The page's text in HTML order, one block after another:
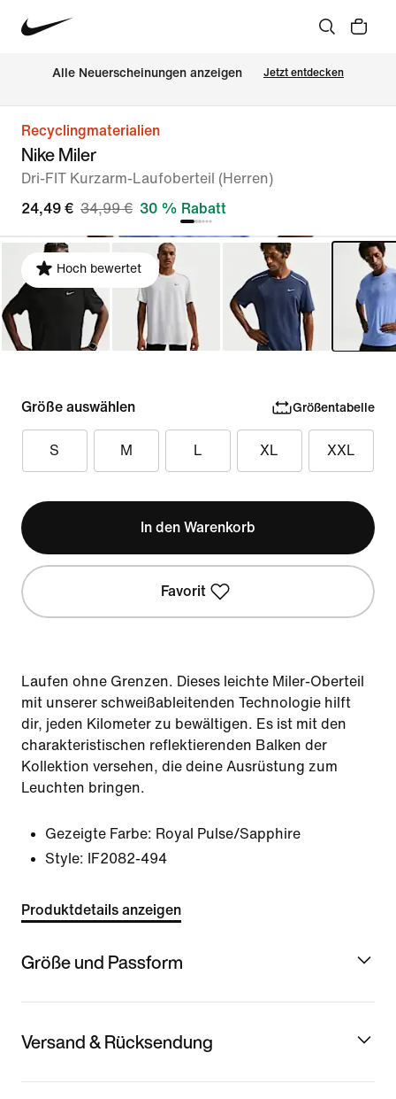
Alle Neuerscheinungen anzeigen Jetzt entdecken
Recyclingmaterialien
Nike Miler
Dri-FIT Kurzarm-Laufoberteil (Herren)
24,49 € 34,99 € 30 % Rabatt
Hoch bewertet
Größe auswählen Größentabelle
S M L XL XXL
In den Warenkorb
Favorit
Laufen ohne Grenzen. Dieses leichte Miler-Oberteil
mit unserer schweißableitenden Technologie hilft
dir, jeden Kilometer zu bewältigen. Es ist mit den
charakteristischen reflektierenden Balken der
Kollektion versehen, die deine Ausrüstung zum
Leuchten bringen.
Gezeigte Farbe: Royal Pulse/Sapphire
Style:
IF2082-494
Produktdetails anzeigen
Größe und Passform
Versand & Rücksendung